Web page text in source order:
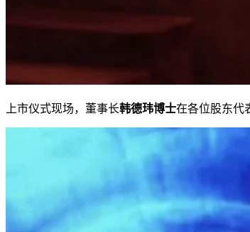
上市仪式现场，董事长韩德玮博士在各位股东代